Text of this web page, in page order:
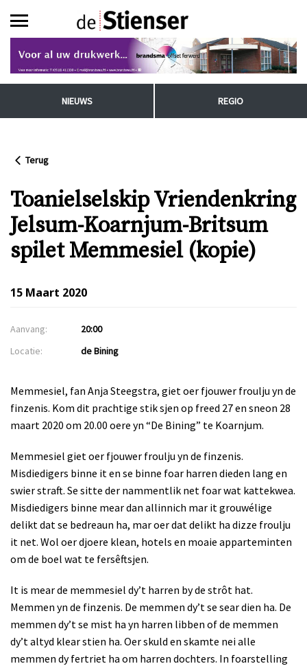
NIEUWS REGIO
Terug
Toanielselskip Vriendenkring
Jelsum-Koarnjum-Britsum
spilet Memmesiel (kopie)
15 Maart 2020
Aanvang:
20:00
Locatie:
de Bining
Memmesiel, fan Anja Steegstra, giet oer fjouwer froulju yn de
finzenis. Kom dit prachtige stik sjen op freed 27 en sneon 28
maart 2020 om 20.00 oere yn “De Bining” te Koarnjum.
Memmesiel giet oer fjouwer froulju yn de finzenis.
Misdiedigers binne it en se binne foar harren dieden lang en
swier straft. Se sitte der nammentlik net foar wat kattekwea.
Misdiedigers binne mear dan allinnich mar it grouwélige
delikt dat se bedreaun ha, mar oer dat delikt ha dizze froulju
it net. Wol oer djoere klean, hotels en moaie apparteminten
om de boel wat te fersêftsjen.
It is mear de memmesiel dy’t harren by de strôt hat.
Memmen yn de finzenis. De memmen dy’t se sear dien ha. De
memmen dy’t se mist ha yn harren libben of de memmen
dy’t altyd klear stien ha. Oer skuld en skamte nei alle
memmen dy fertriet ha om harren dochters. In foarstelling